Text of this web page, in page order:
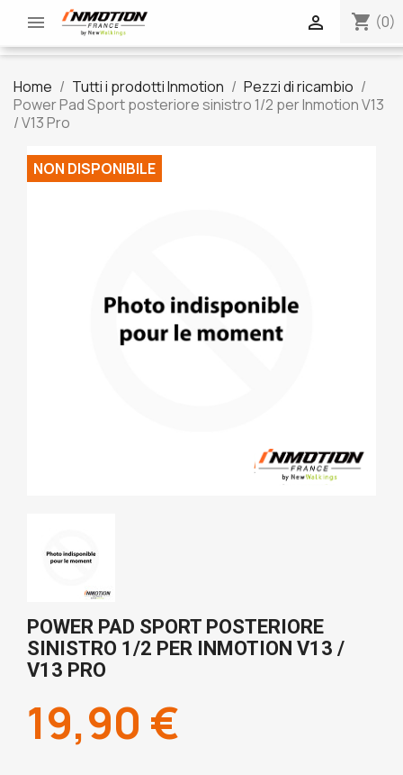
 shopping_cart (0)

Home Tutti i prodotti Inmotion
Pezzi di ricambio
Power Pad Sport posteriore sinistro 1/2 per Inmotion V13
/ V13 Pro
NON DISPONIBILE
POWER PAD SPORT POSTERIORE
SINISTRO 1/2 PER INMOTION V13 /
V13 PRO
19,90 €